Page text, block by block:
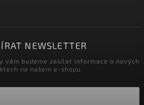
NEWSLETTER
vám budeme zasílat informace o nových
na našem e-shopu.